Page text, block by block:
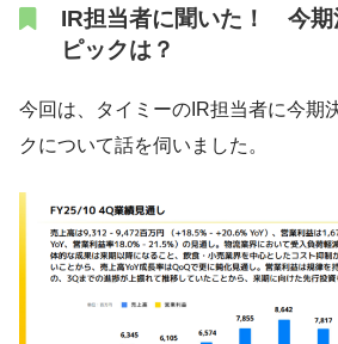
IR担当者に聞いた！ 今期
ピックは？
今回は、タイミーのIR担当者に今期
クについて話を伺いました。